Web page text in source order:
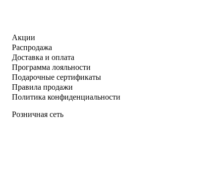
Акции
Распродажа
Доставка и оплата
Программа лояльности
Подарочные сертификаты
Правила продажи
Политика конфиденциальности
Розничная сеть